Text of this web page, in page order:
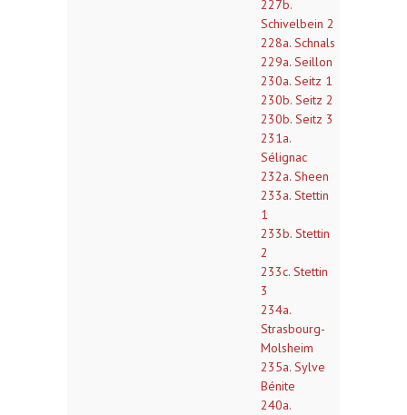
227b.
Schivelbein 2
228a. Schnals
229a. Seillon
230a. Seitz 1
230b. Seitz 2
230b. Seitz 3
231a.
Sélignac
232a. Sheen
233a. Stettin
1
233b. Stettin
2
233c. Stettin
3
234a.
Strasbourg-
Molsheim
235a. Sylve
Bénite
240a.